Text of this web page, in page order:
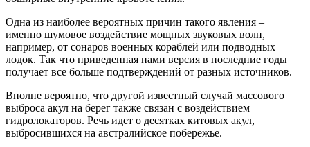
Одна из наиболее вероятных причин такого явления –
именно шумовое воздействие мощных звуковых волн,
например, от сонаров военных кораблей или подводных
лодок. Так что приведенная нами версия в последние годы
получает все больше подтверждений от разных источников.
Вполне вероятно, что другой известный случай массового
выброса акул на берег также связан с воздействием
гидролокаторов. Речь идет о десятках китовых акул,
выбросившихся на австралийское побережье.